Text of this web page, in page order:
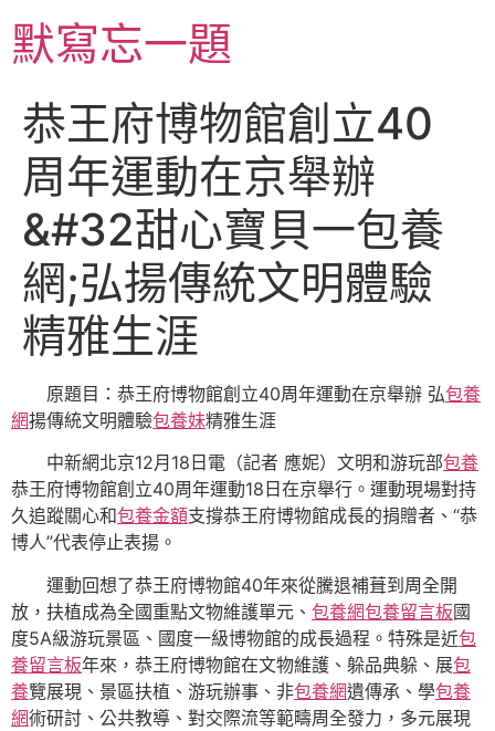
至
主默寫忘一題
恭王府博物館創立40
周年運動在京舉辦
&#32甜心寶貝一包養
網;弘揚傳統文明體驗
精雅生涯
原題目：恭王府博物館創立40周年運動在京舉辦 弘包養
網揚傳統文明體驗包養妹精雅生涯
中新網北京12月18日電（記者 應妮）文明和游玩部包養
恭王府博物館創立40周年運動18日在京舉行。運動現場對持
久追蹤關心和包養金額支撐恭王府博物館成長的捐贈者、“恭
博人”代表停止表揚。
運動回想了恭王府博物館40年來從騰退補葺到周全開
放，扶植成為全國重點文物維護單元、 包養網包養留言板國
度5A級游玩景區、國度一級博物館的成長過程。特殊是近包
養留言板年來，恭王府博物館在文物維護、躲品典躲、展包
養覽展現、景區扶植、游玩辦事、非包養網遺傳承、學包養
網術研討、公共教導、對交際流等範疇周全發力，多元展現